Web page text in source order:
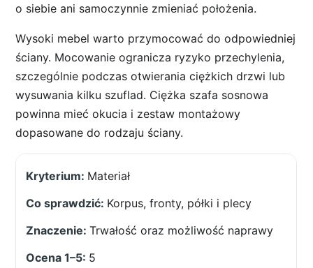
o siebie ani samoczynnie zmieniać położenia.
Wysoki mebel warto przymocować do odpowiedniej
ściany. Mocowanie ogranicza ryzyko przechylenia,
szczególnie podczas otwierania ciężkich drzwi lub
wysuwania kilku szuflad. Ciężka szafa sosnowa
powinna mieć okucia i zestaw montażowy
dopasowane do rodzaju ściany.
Materiał
Korpus, fronty, półki i plecy
Trwałość oraz możliwość naprawy
5